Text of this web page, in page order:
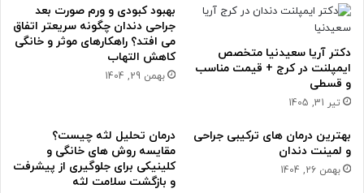
دکتر آریا سعیدنیا متخصص
ایمپلنت در کرج + قیمت مناسب
و قسطی
تیر 31, 1405
بهبود کبودی و ورم صورت بعد
جراحی دندان چگونه سریعتر اتفاق
می افتد؟ راهکارهای موثر و خانگی
کاهش التهاب
بهمن 29, 1404
بهترین درمان های ترکیبی جراحی
و لمینت دندان
بهمن 26, 1404
درمان تحلیل لثه چیست؟
مقایسه روش های خانگی و
کلینیکی برای جلوگیری از پیشرفت
و بازگشت سلامت لثه